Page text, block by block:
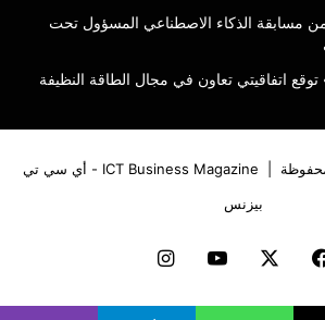
من مسابقة الذكاء الاصطناعي المسؤول تحت
اتفاقيتي تعاون في مجال الطاقة النظيفة
ICT Business Magazine - أي سي تي
بيزنس
فيسبوك ‫YouTubeانستقرام